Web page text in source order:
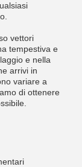
vettori
tempestiva e
e nella
arrivi in
variare a
di ottenere